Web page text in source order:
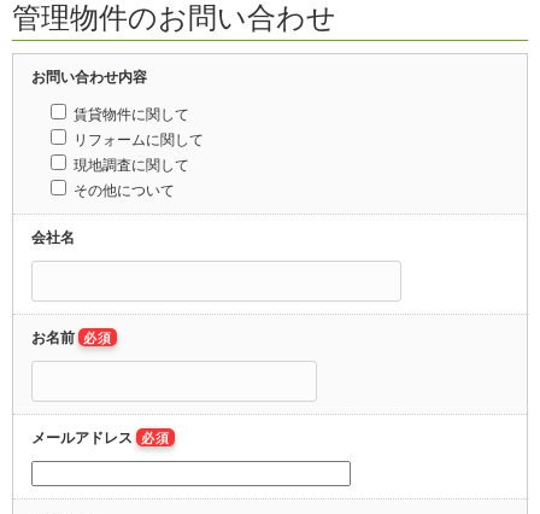
管理物件のお問い合わせ
お問い合わせ内容
賃貸物件に関して
リフォームに関して
現地調査に関して
その他について
会社名
お名前 必須
メールアドレス 必須